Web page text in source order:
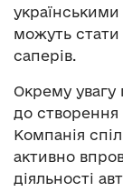
можуть
саперів.
Окрему увагу
до
Компанія
активно
діяльності